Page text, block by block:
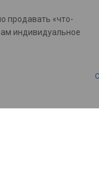
продавать «что-
индивидуальное